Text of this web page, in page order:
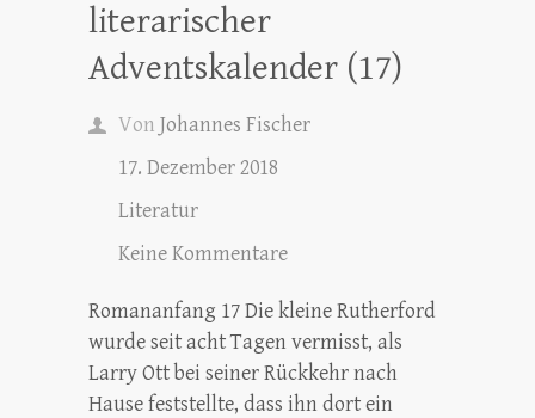
literarischer
Adventskalender (17)
Von Johannes Fischer
17. Dezember 2018
Literatur
Keine Kommentare
Romananfang 17 Die kleine Rutherford
wurde seit acht Tagen vermisst, als
Larry Ott bei seiner Rückkehr nach
Hause feststellte, dass ihn dort ein